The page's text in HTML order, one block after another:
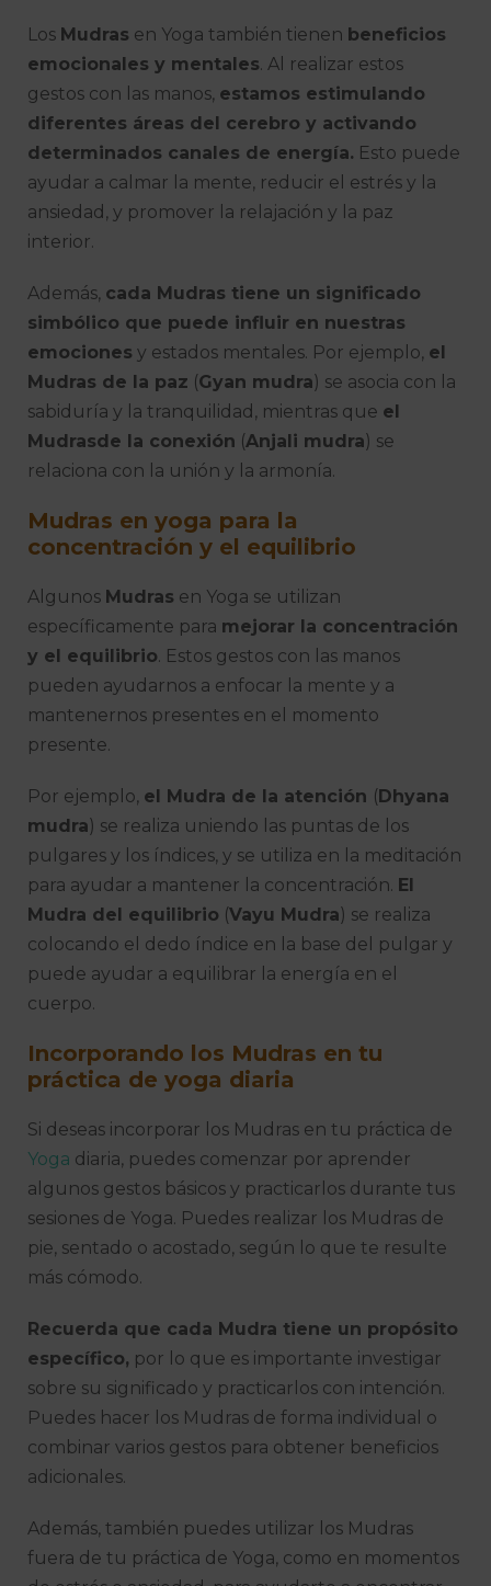
Los Mudras en Yoga también tienen beneficios
emocionales y mentales. Al realizar estos
gestos con las manos, estamos estimulando
diferentes áreas del cerebro y activando
determinados canales de energía. Esto puede
ayudar a calmar la mente, reducir el estrés y la
ansiedad, y promover la relajación y la paz
interior.
Además, cada Mudras tiene un significado
simbólico que puede influir en nuestras
emociones y estados mentales. Por ejemplo, el
Mudras de la paz (Gyan mudra) se asocia con la
sabiduría y la tranquilidad, mientras que el
Mudrasde la conexión (Anjali mudra) se
relaciona con la unión y la armonía.
Mudras en yoga para la
concentración y el equilibrio
Algunos Mudras en Yoga se utilizan
específicamente para mejorar la concentración
y el equilibrio. Estos gestos con las manos
pueden ayudarnos a enfocar la mente y a
mantenernos presentes en el momento
presente.
Por ejemplo, el Mudra de la atención ( Dhyana
mudra) se realiza uniendo las puntas de los
pulgares y los índices, y se utiliza en la meditación
para ayudar a mantener la concentración. El
Mudra del equilibrio (Vayu Mudra) se realiza
colocando el dedo índice en la base del pulgar y
puede ayudar a equilibrar la energía en el
cuerpo.
Incorporando los Mudras en tu
práctica de yoga diaria
Si deseas incorporar los Mudras en tu práctica de
Yoga diaria, puedes comenzar por aprender
algunos gestos básicos y practicarlos durante tus
sesiones de Yoga. Puedes realizar los Mudras de
pie, sentado o acostado, según lo que te resulte
más cómodo.
Recuerda que cada Mudra tiene un propósito
específico, por lo que es importante investigar
sobre su significado y practicarlos con intención.
Puedes hacer los Mudras de forma individual o
combinar varios gestos para obtener beneficios
adicionales.
Además, también puedes utilizar los Mudras
fuera de tu práctica de Yoga, como en momentos